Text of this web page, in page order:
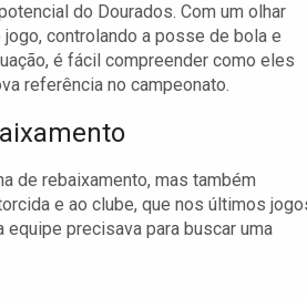
do Dourados. Com um olhar
controlando a posse de bola e
é fácil compreender como eles
referência no campeonato.
de rebaixamento, mas também
e ao clube, que nos últimos
precisava para buscar uma